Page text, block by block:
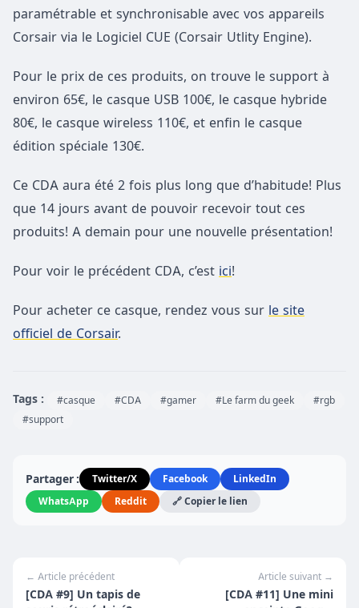
paramétrable et synchronisable avec vos appareils
Corsair via le Logiciel CUE (Corsair Utlity Engine).
Pour le prix de ces produits, on trouve le support à
environ 65€, le casque USB 100€, le casque hybride
80€, le casque wireless 110€, et enfin le casque
édition spéciale 130€.
Ce CDA aura été 2 fois plus long que d’habitude! Plus
que 14 jours avant de pouvoir recevoir tout ces
produits! A demain pour une nouvelle présentation!
Pour voir le précédent CDA, c’est ici!
Pour acheter ce casque, rendez vous sur le site
officiel de Corsair.
Tags : #casque #CDA #gamer #Le farm du geek
#rgb
#support
Partager : Twitter/X Facebook
LinkedIn
WhatsApp
Reddit 🔗 Copier le lien
← Article précédent
[CDA #9] Un tapis de
Article suivant →
[CDA #11] Une mini